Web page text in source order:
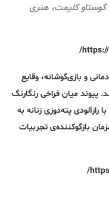
کلیمت، هنری
و بازی‌گوشانه، وقایع
پیوند میان فراخی رنگارنگ
پته‌دوزی زنانه به
بازگوکننده‌ی تجربیات